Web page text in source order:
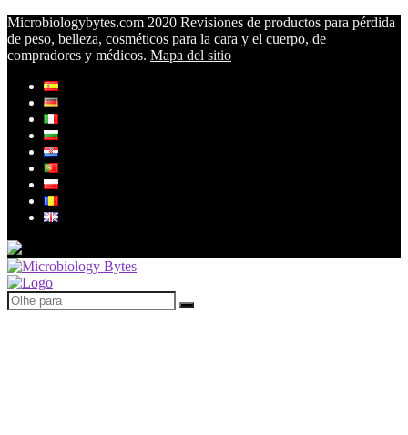
Microbiologybytes.com 2020 Revisiones de productos para pérdida
de peso, belleza, cosméticos para la cara y el cuerpo, de
compradores y médicos. Mapa del sitio